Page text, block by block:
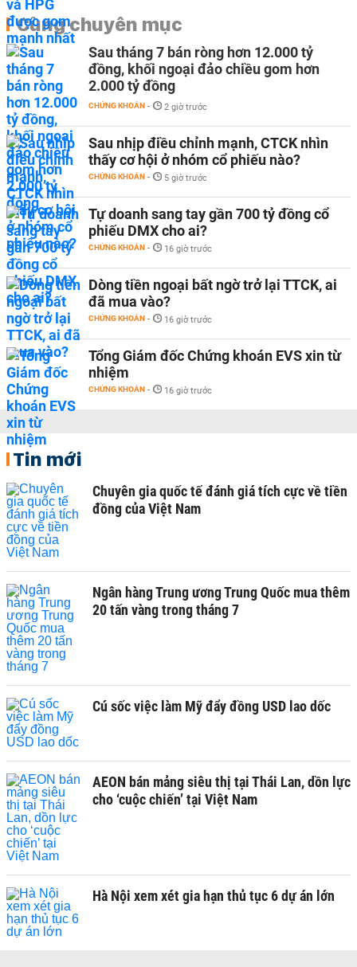
Cùng chuyên mục
Sau tháng 7 bán ròng hơn 12.000 tỷ
đồng, khối ngoại đảo chiều gom hơn
2.000 tỷ đồng
CHỨNG KHOÁN - 2 giờ trước
Sau nhịp điều chỉnh mạnh, CTCK nhìn
thấy cơ hội ở nhóm cổ phiếu nào?
CHỨNG KHOÁN - 5 giờ trước
Tự doanh sang tay gần 700 tỷ đồng cổ
phiếu DMX cho ai?
CHỨNG KHOÁN - 16 giờ trước
Dòng tiền ngoại bất ngờ trở lại TTCK, ai
đã mua vào?
CHỨNG KHOÁN - 16 giờ trước
Tổng Giám đốc Chứng khoán EVS xin từ
nhiệm
CHỨNG KHOÁN - 16 giờ trước
Tin mới
Chuyên gia quốc tế đánh giá tích cực về tiền
đồng của Việt Nam
Ngân hàng Trung ương Trung Quốc mua thêm
20 tấn vàng trong tháng 7
Cú sốc việc làm Mỹ đẩy đồng USD lao dốc
AEON bán mảng siêu thị tại Thái Lan, dồn lực
cho ‘cuộc chiến’ tại Việt Nam
Hà Nội xem xét gia hạn thủ tục 6 dự án lớn